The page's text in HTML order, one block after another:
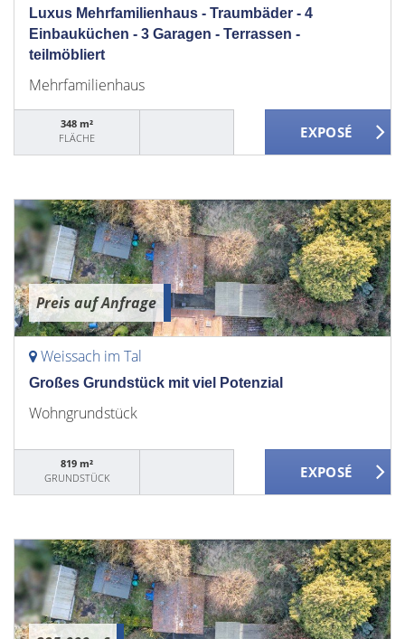
Luxus Mehrfamilienhaus - Traumbäder - 4
Einbauküchen - 3 Garagen - Terrassen -
teilmöbliert
Mehrfamilienhaus
348 m²
FLÄCHE
Preis auf Anfrage
Weissach im Tal
Großes Grundstück mit viel Potenzial
Wohngrundstück
819 m²
GRUNDSTÜCK